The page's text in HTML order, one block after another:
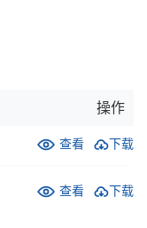
操作
下载
查看
下载
查看